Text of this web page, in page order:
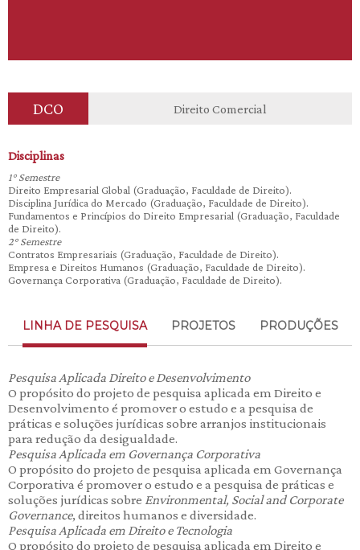
DCO Direito Comercial
Disciplinas
1° Semestre
Direito Empresarial Global (Graduação, Faculdade de Direito).
Disciplina Jurídica do Mercado (Graduação, Faculdade de Direito).
Fundamentos e Princípios do Direito Empresarial (Graduação, Faculdade
de Direito).
2° Semestre
Contratos Empresariais (Graduação, Faculdade de Direito).
Empresa e Direitos Humanos (Graduação, Faculdade de Direito).
Governança Corporativa (Graduação, Faculdade de Direito).
LINHA DE PESQUISA PROJETOS PRODUÇÕES
Pesquisa Aplicada Direito e Desenvolvimento
O propósito do projeto de pesquisa aplicada em Direito e
Desenvolvimento é promover o estudo e a pesquisa de
práticas e soluções jurídicas sobre arranjos institucionais
para redução da desigualdade.
Pesquisa Aplicada em Governança Corporativa
O propósito do projeto de pesquisa aplicada em Governança
Corporativa é promover o estudo e a pesquisa de práticas e
soluções jurídicas sobre Environmental, Social and Corporate
Governance, direitos humanos e diversidade.
Pesquisa Aplicada em Direito e Tecnologia
O propósito do projeto de pesquisa aplicada em Direito e